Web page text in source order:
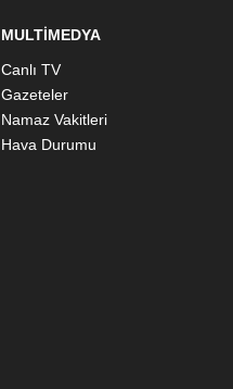
MULTİMEDYA
Canlı TV
Gazeteler
Namaz Vakitleri
Hava Durumu